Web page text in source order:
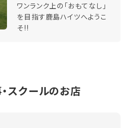
ワンランク上の「おもてなし」
を目指す鹿島ハイツへようこ
そ!!
スクールのお店